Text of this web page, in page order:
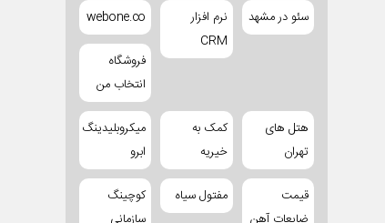
سئو در مشهد
نرم افزار
CRM
webone.co
فروشگاه
انتخاب من
هتل های
تهران
کمک به
خیریه
میکروبلیدینگ
ابرو
قیمت
مفتول سیاه
کوچینگ